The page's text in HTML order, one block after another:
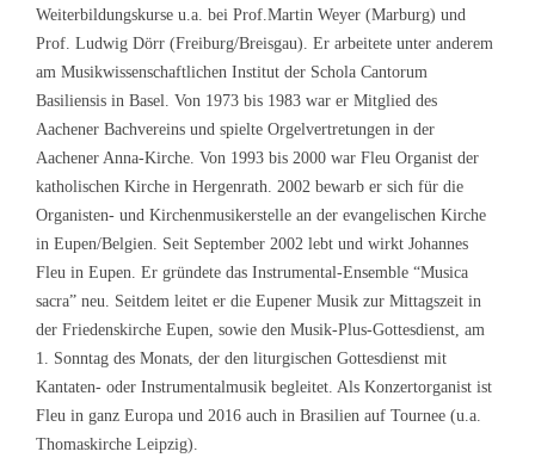
Weiterbildungskurse u.a. bei Prof.Martin Weyer (Marburg) und
Prof. Ludwig Dörr (Freiburg/Breisgau). Er arbeitete unter anderem
am Musikwissenschaftlichen Institut der Schola Cantorum
Basiliensis in Basel. Von 1973 bis 1983 war er Mitglied des
Aachener Bachvereins und spielte Orgelvertretungen in der
Aachener Anna-Kirche. Von 1993 bis 2000 war Fleu Organist der
katholischen Kirche in Hergenrath. 2002 bewarb er sich für die
Organisten- und Kirchenmusikerstelle an der evangelischen Kirche
in Eupen/Belgien. Seit September 2002 lebt und wirkt Johannes
Fleu in Eupen. Er gründete das Instrumental-Ensemble “Musica
sacra” neu. Seitdem leitet er die Eupener Musik zur Mittagszeit in
der Friedenskirche Eupen, sowie den Musik-Plus-Gottesdienst, am
1. Sonntag des Monats, der den liturgischen Gottesdienst mit
Kantaten- oder Instrumentalmusik begleitet. Als Konzertorganist ist
Fleu in ganz Europa und 2016 auch in Brasilien auf Tournee (u.a.
Thomaskirche Leipzig).